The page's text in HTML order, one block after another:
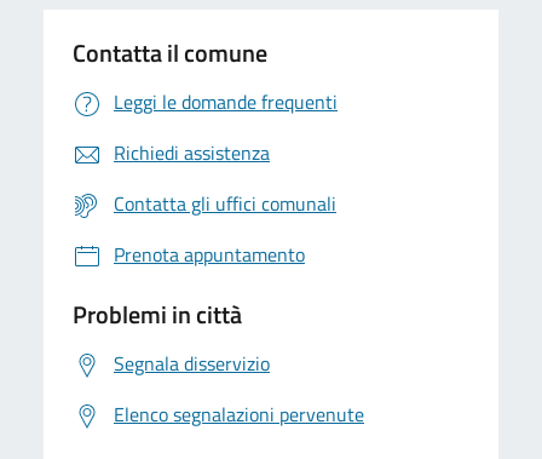
Contatta il comune
Leggi le domande frequenti
Richiedi assistenza
Contatta gli uffici comunali
Prenota appuntamento
Problemi in città
Segnala disservizio
Elenco segnalazioni pervenute